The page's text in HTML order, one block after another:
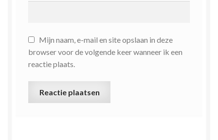
Mijn naam, e-mail en site opslaan in deze
browser voor de volgende keer wanneer ik een
reactie plaats.